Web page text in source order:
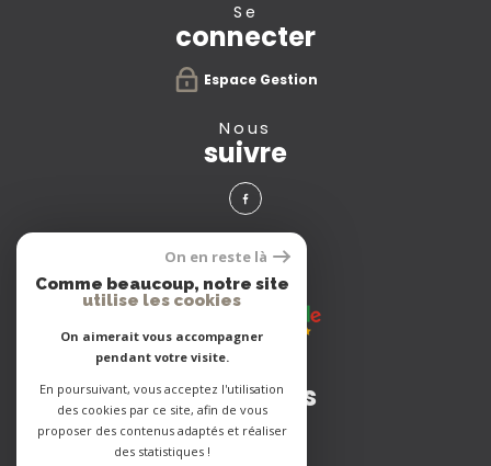
se
connecter
Espace Gestion
nous
suivre
avis
clients
Adhérents
On en reste là
Comme beaucoup, notre site
utilise les cookies
On aimerait vous accompagner
pendant votre visite.
En poursuivant, vous acceptez l'utilisation
des cookies par ce site, afin de vous
proposer des contenus adaptés et réaliser
des statistiques !